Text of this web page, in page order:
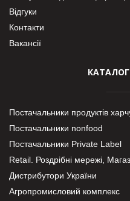
Відгуки
Контакти
Вакансії
Постачальники продуктів
Постачальники nonfood
Постачальники Private Label
Retail. Роздрібні мережі,
Дистрибутори України
Агропромисловий комплекс